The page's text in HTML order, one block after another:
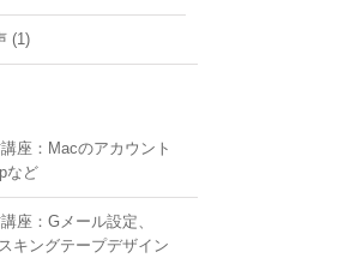
(1)
座：Macのアカウント
など
座：Gメール設定、
キングテープデザイン